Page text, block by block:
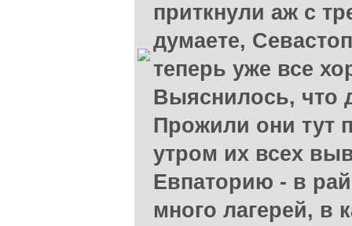
приткнули аж с
думаете,
теперь уже все
Выяснилось, что
Прожили они тут
утром их всех
Евпаторию - в
много лагерей, в